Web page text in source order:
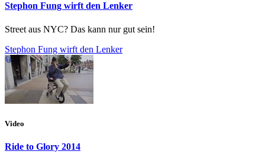
Stephon Fung wirft den Lenker
Street aus NYC? Das kann nur gut sein!
Stephon Fung wirft den Lenker
Video
Ride to Glory 2014